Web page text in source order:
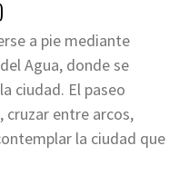
a pie mediante
Agua, donde se
ciudad. El paseo
cruzar entre arcos,
la ciudad que